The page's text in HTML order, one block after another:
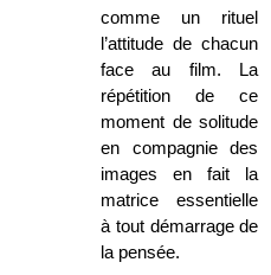
comme un rituel
l’attitude de chacun
face au film. La
répétition de ce
moment de solitude
en compagnie des
images en fait la
matrice essentielle
à tout démarrage de
la pensée.